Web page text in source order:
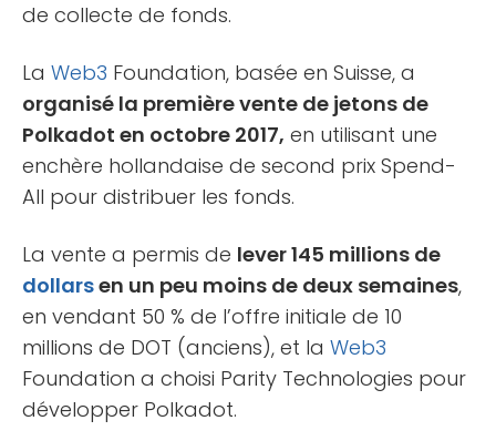
de collecte de fonds.
La Web3 Foundation, basée en Suisse, a
organisé la première vente de jetons de
Polkadot en octobre 2017, en utilisant une
enchère hollandaise de second prix Spend-
All pour distribuer les fonds.
La vente a permis de lever 145 millions de
dollarsen un peu moins de deux semaines,
en vendant 50 % de l’offre initiale de 10
millions de DOT (anciens), et la Web3
Foundation a choisi Parity Technologies pour
développer Polkadot.